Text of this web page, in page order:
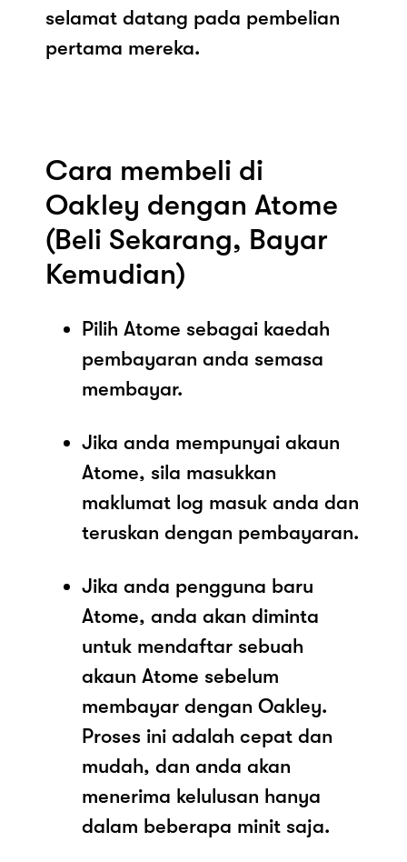
selamat datang pada pembelian
pertama mereka.
Cara membeli di
Oakley dengan Atome
(Beli Sekarang, Bayar
Kemudian)
Pilih Atome sebagai kaedah
pembayaran anda semasa
membayar.
Jika anda mempunyai akaun
Atome, sila masukkan
maklumat log masuk anda dan
teruskan dengan pembayaran.
Jika anda pengguna baru
Atome, anda akan diminta
untuk mendaftar sebuah
akaun Atome sebelum
membayar dengan Oakley.
Proses ini adalah cepat dan
mudah, dan anda akan
menerima kelulusan hanya
dalam beberapa minit saja.